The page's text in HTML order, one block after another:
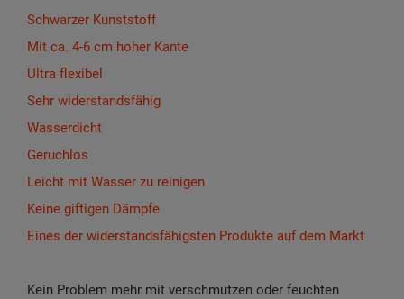
Schwarzer Kunststoff
Mit ca. 4-6 cm hoher Kante
Ultra flexibel
Sehr widerstandsfähig
Wasserdicht
Geruchlos
Leicht mit Wasser zu reinigen
Keine giftigen Dämpfe
Eines der widerstandsfähigsten Produkte auf dem Markt
Kein Problem mehr mit verschmutzen oder feuchten